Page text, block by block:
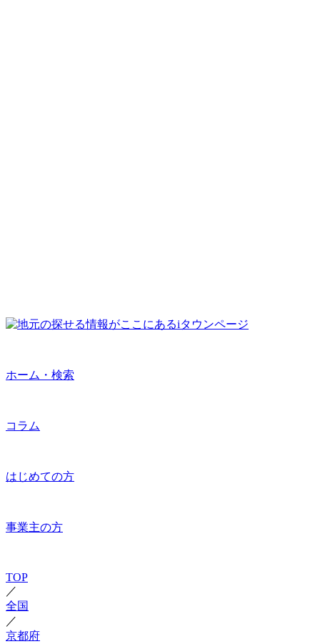
ホーム・検索
コラム
はじめての方
事業主の方
TOP
／
全国
／
京都府